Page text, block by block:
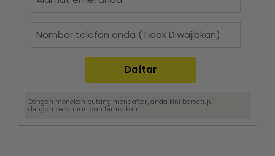
Dengan menekan butang mendaftar, anda kini bersetuju
dengan peraturan dan terma kami.